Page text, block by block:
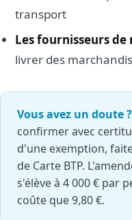
transport
Les fournisseurs
livrer des
Vous avez un doute ?
confirmer avec
d'une exemption,
de Carte BTP.
s'élève à 4 000 € par
coûte que 9,80 €.